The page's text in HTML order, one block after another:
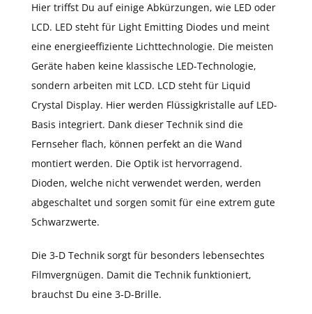
Hier triffst Du auf einige Abkürzungen, wie LED oder
LCD. LED steht für Light Emitting Diodes und meint
eine energieeffiziente Lichttechnologie. Die meisten
Geräte haben keine klassische LED-Technologie,
sondern arbeiten mit LCD. LCD steht für Liquid
Crystal Display. Hier werden Flüssigkristalle auf LED-
Basis integriert. Dank dieser Technik sind die
Fernseher flach, können perfekt an die Wand
montiert werden. Die Optik ist hervorragend.
Dioden, welche nicht verwendet werden, werden
abgeschaltet und sorgen somit für eine extrem gute
Schwarzwerte.
Die 3-D Technik sorgt für besonders lebensechtes
Filmvergnügen. Damit die Technik funktioniert,
brauchst Du eine 3-D-Brille.